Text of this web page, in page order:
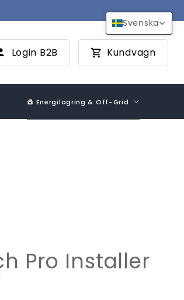
Login B2B Kundvagn
Energilagring & Off-Grid
Pro Installer
Svenska